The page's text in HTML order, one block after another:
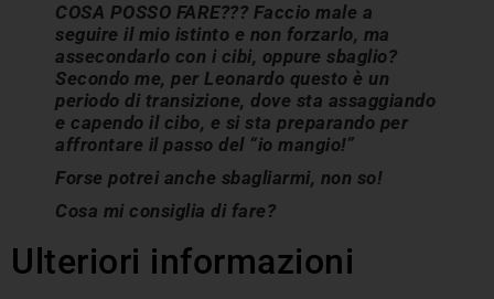
COSA POSSO FARE??? Faccio male a
seguire il mio istinto e non forzarlo, ma
assecondarlo con i cibi, oppure sbaglio?
Secondo me, per Leonardo questo è un
periodo di transizione, dove sta assaggiando
e capendo il cibo, e si sta preparando per
affrontare il passo del “io mangio!”
Forse potrei anche sbagliarmi, non so!
Cosa mi consiglia di fare?
Ulteriori informazioni